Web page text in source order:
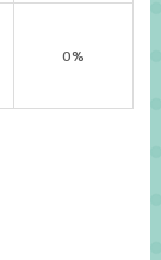
0%